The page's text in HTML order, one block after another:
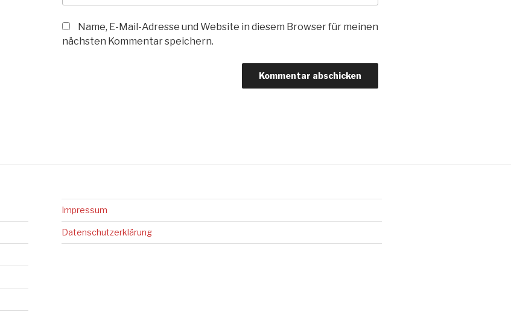
Name, E-Mail-Adresse und Website in diesem Browser für meinen
nächsten Kommentar speichern.
Impressum
Datenschutzerklärung